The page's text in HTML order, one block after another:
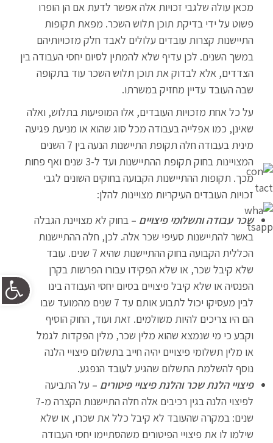
מכאן עולה שלגבי זכויות אלה אפשר לדעת אם הן הופרו
פשוט על ידי בדיקת תוכן תלוש השכר. מפאת תקופות
התיישנות קצרות עובדים עלולים לאבד חלק מזכויותיהם
במשך השנים. לכן עדיף שלא להמתין לסיום יחסי העבודה בין
הצדדים, אלא לבדוק את תוכן תלוש השכר עוד בתקופה
שבה העובד עדיין מחזיק במשרתו.
על כל אחת מזכויות העובדים, אלו המופיעות בתלוש, ואלה
שאינן, כמו אפלייה בעבודה מכל סוג שהוא או מניעת פגיעה
מינית בעבודה חלה תקופת התיישנות הנעה בין 7 השנים
המצויינות בחוק תקופת ההתיישנות ועד ל-3 שנים ואף פחות
מכך. תקופות ההתיישנות הקבועה בחוקים השונים לגבי
זכויות העובדים העיקריות מצויינות להלן:
שכר עבודה ותשלומי פיצויים – בחוק לא מצויינת הגבלה
באשר להתיישנות סעיפי שכר אלה. לכן, חלה ההתיישנות
הכללית הקבועה בחוק ההתיישנות שהיא 7 שנים. עובד
שלא קיבל שכר, או שלא הפקידו עבורו הפרשות בקרן
הפנסיה או שלא קיבל פיצויים בסיום יחסי העבודה בינו
לבין מעסיקו יכול לתבוע אותם עד 7 שנים מהמועד שבו
הם היו צריכים להיות משולמים. זאת ועוד, החוק הוסיף
וקבע כי מי שנמצא שהוא מלין שכר, מלין הפקדות לגמל
או מלין תשלומי פיצויים יהיה חייב בתשלום פיצויי הלנה
נוסף להשלמת התשלום שהגיע לעובד הנפגע.
פיצויי הלנת שכר והלנת פיצויי פיטורים – על התביעה
לפיצוי הלנה בגין רכיבים אלה חלה התיישנות הקצרה מ-7
שנים: במקרה שהעובד לא קיבל כלל את שכרו, או שלא
שילמו לו את פיצויי הפיטורים משהסתיימו יחסי העבודה